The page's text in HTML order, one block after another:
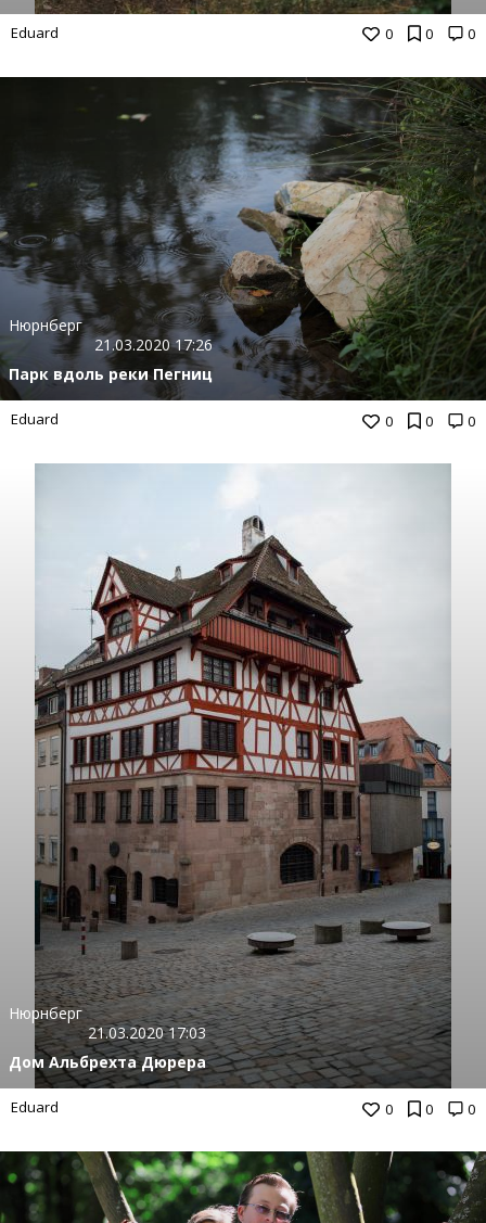
0 0 0
Eduard
0 0 0
Нюрнберг
21.03.2020 17:26
Парк вдоль реки Пегниц
Eduard
0 0 0
Нюрнберг
21.03.2020 17:03
Дом Альбрехта Дюрера
Eduard